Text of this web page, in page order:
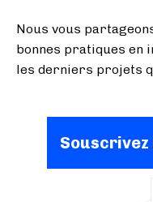
Nous vous
bonnes pratiques en
les derniers projets